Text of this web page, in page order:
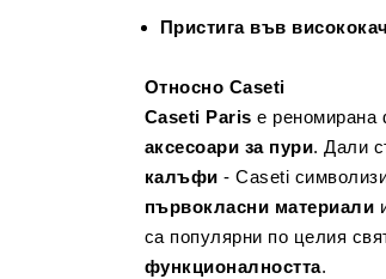
Пристига във
Относно Caseti
Caseti Paris е
аксесоари за пури. Дали
калъфи - Caseti
първокласни материали
са популярни по целия
функционалността.